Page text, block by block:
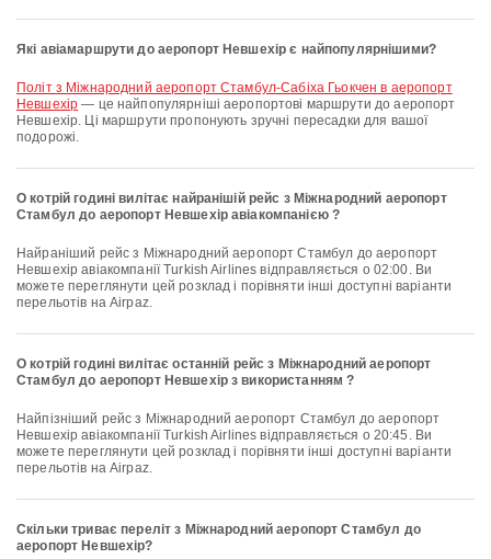
Які авіамаршрути до аеропорт Невшехір є найпопулярнішими?
політ з Міжнародний аеропорт Стамбул-Сабіха Гьокчен в аеропорт
Невшехір — це найпопулярніші аеропортові маршрути до аеропорт
Невшехір. Ці маршрути пропонують зручні пересадки для вашої
подорожі.
О котрій годині вилітає найранішій рейс з Міжнародний аеропорт
Стамбул до аеропорт Невшехір авіакомпанією ?
Найраніший рейс з Міжнародний аеропорт Стамбул до аеропорт
Невшехір авіакомпанії Turkish Airlines відправляється о 02:00. Ви
можете переглянути цей розклад і порівняти інші доступні варіанти
перельотів на Airpaz.
О котрій годині вилітає останній рейс з Міжнародний аеропорт
Стамбул до аеропорт Невшехір з використанням ?
Найпізніший рейс з Міжнародний аеропорт Стамбул до аеропорт
Невшехір авіакомпанії Turkish Airlines відправляється о 20:45. Ви
можете переглянути цей розклад і порівняти інші доступні варіанти
перельотів на Airpaz.
Скільки триває переліт з Міжнародний аеропорт Стамбул до
аеропорт Невшехір?